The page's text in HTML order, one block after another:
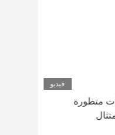
فيديو
متطورة